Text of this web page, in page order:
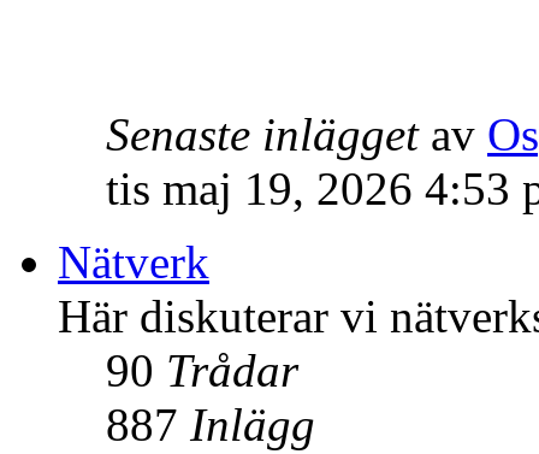
Senaste inläggetav
tis maj 19, 2026 4:53
Nätverk
Här diskuterar vi
90 Trådar
887 Inlägg